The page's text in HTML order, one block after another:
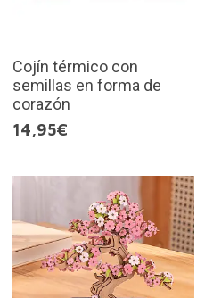
Cojín térmico con
semillas en forma de
corazón
14,95€